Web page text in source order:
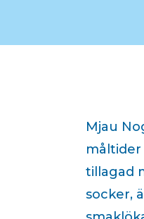
Mjau
måltider
tillagad
socker,